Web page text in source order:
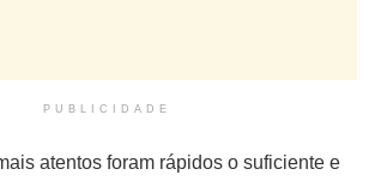
PUBLICIDADE
atentos foram rápidos o suficiente e